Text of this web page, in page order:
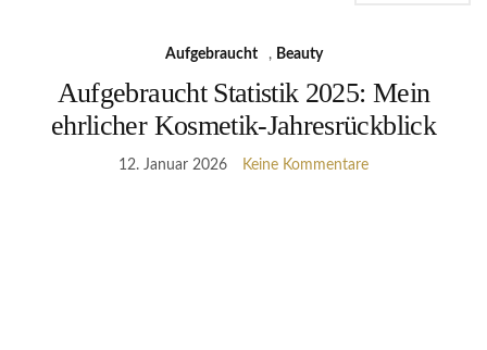
Aufgebraucht , Beauty
Aufgebraucht Statistik 2025: Mein
ehrlicher Kosmetik-Jahresrückblick
12. Januar 2026 Keine Kommentare